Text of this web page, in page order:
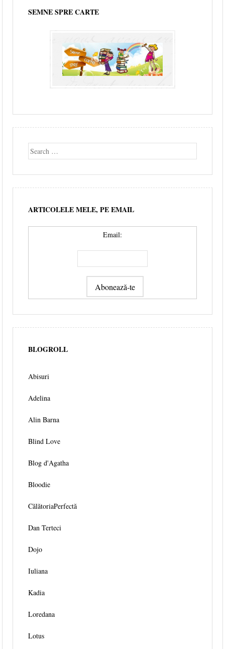
SEMNE SPRE CARTE
Search
ARTICOLELE MELE, PE EMAIL
Email:
BLOGROLL
Abisuri
Adelina
Alin Barna
Blind Love
Blog d'Agatha
Bloodie
CălătoriaPerfectă
Dan Terteci
Dojo
Iuliana
Kadia
Loredana
Lotus